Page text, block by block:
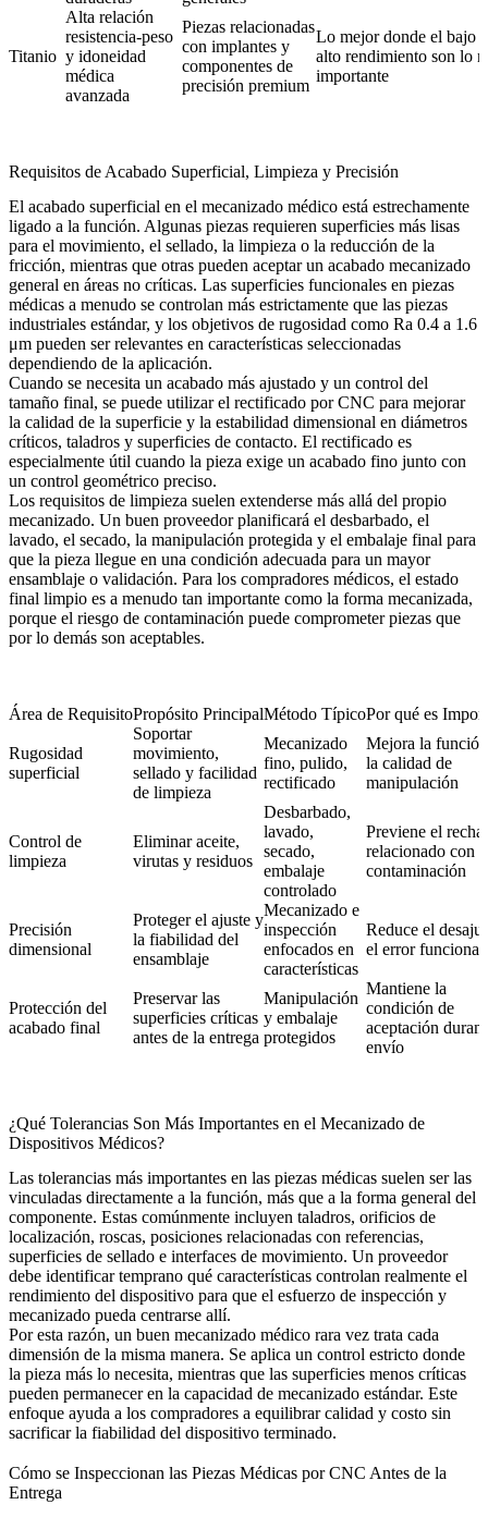
Titanio
Alta relación
resistencia-peso
y idoneidad
médica
avanzada
Piezas relacionadas
con implantes y
componentes de
precisión premium
Lo mejor donde el bajo
alto rendimiento son lo
importante
Requisitos de Acabado Superficial, Limpieza y Precisión
El acabado superficial en el mecanizado médico está estrechamente
ligado a la función. Algunas piezas requieren superficies más lisas
para el movimiento, el sellado, la limpieza o la reducción de la
fricción, mientras que otras pueden aceptar un acabado mecanizado
general en áreas no críticas. Las superficies funcionales en piezas
médicas a menudo se controlan más estrictamente que las piezas
industriales estándar, y los objetivos de rugosidad como Ra 0.4 a 1.6
μm pueden ser relevantes en características seleccionadas
dependiendo de la aplicación.
Cuando se necesita un acabado más ajustado y un control del
tamaño final, se puede utilizar el rectificado por CNC para mejorar
la calidad de la superficie y la estabilidad dimensional en diámetros
críticos, taladros y superficies de contacto. El rectificado es
especialmente útil cuando la pieza exige un acabado fino junto con
un control geométrico preciso.
Los requisitos de limpieza suelen extenderse más allá del propio
mecanizado. Un buen proveedor planificará el desbarbado, el
lavado, el secado, la manipulación protegida y el embalaje final para
que la pieza llegue en una condición adecuada para un mayor
ensamblaje o validación. Para los compradores médicos, el estado
final limpio es a menudo tan importante como la forma mecanizada,
porque el riesgo de contaminación puede comprometer piezas que
por lo demás son aceptables.
Área de RequisitoPropósito PrincipalMétodo TípicoPor qué es
Rugosidad
superficial
Soportar
movimiento,
sellado y facilidad
de limpieza
Mecanizado
fino, pulido,
rectificado
Mejora la
la calidad de
manipulación
Control de
limpieza
Eliminar aceite,
virutas y residuos
Desbarbado,
lavado,
secado,
embalaje
controlado
Previene el
relacionado con
contaminación
Precisión
dimensional
Proteger el ajuste y
la fiabilidad del
ensamblaje
Mecanizado e
inspección
enfocados en
características
Reduce el
el error funcional
Protección del
acabado final
Preservar las
superficies críticas
antes de la entrega
Manipulación
y embalaje
protegidos
Mantiene la
condición de
aceptación
envío
¿Qué Tolerancias Son Más Importantes en el Mecanizado de
Dispositivos Médicos?
Las tolerancias más importantes en las piezas médicas suelen ser las
vinculadas directamente a la función, más que a la forma general del
componente. Estas comúnmente incluyen taladros, orificios de
localización, roscas, posiciones relacionadas con referencias,
superficies de sellado e interfaces de movimiento. Un proveedor
debe identificar temprano qué características controlan realmente el
rendimiento del dispositivo para que el esfuerzo de inspección y
mecanizado pueda centrarse allí.
Por esta razón, un buen mecanizado médico rara vez trata cada
dimensión de la misma manera. Se aplica un control estricto donde
la pieza más lo necesita, mientras que las superficies menos críticas
pueden permanecer en la capacidad de mecanizado estándar. Este
enfoque ayuda a los compradores a equilibrar calidad y costo sin
sacrificar la fiabilidad del dispositivo terminado.
Cómo se Inspeccionan las Piezas Médicas por CNC Antes de la
Entrega